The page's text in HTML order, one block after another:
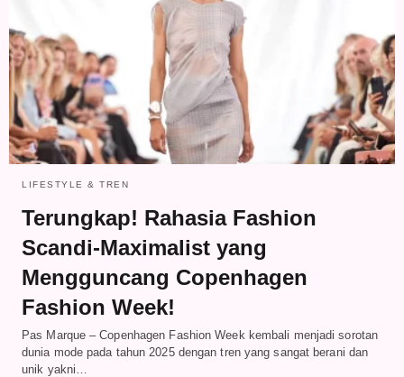
LIFESTYLE & TREN
Terungkap! Rahasia Fashion
Scandi-Maximalist yang
Mengguncang Copenhagen
Fashion Week!
Pas Marque – Copenhagen Fashion Week kembali menjadi sorotan
dunia mode pada tahun 2025 dengan tren yang sangat berani dan
unik yakni…